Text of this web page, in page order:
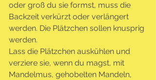
oder groß du sie formst, muss die
Backzeit verkürzt oder verlängert
werden. Die Plätzchen sollen knusprig
werden.
Lass die Plätzchen auskühlen und
verziere sie, wenn du magst, mit
Mandelmus, gehobelten Mandeln,